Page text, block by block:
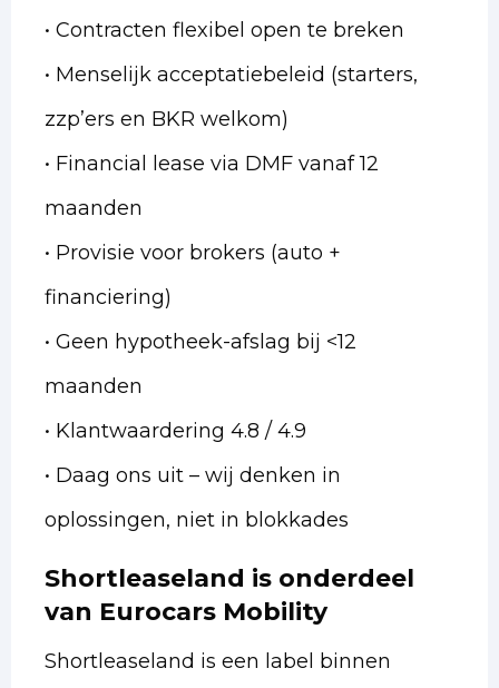
• Contracten flexibel open te breken
• Menselijk acceptatiebeleid (starters,
zzp’ers en BKR welkom)
• Financial lease via DMF vanaf 12
maanden
• Provisie voor brokers (auto +
financiering)
• Geen hypotheek-afslag bij <12
maanden
• Klantwaardering 4.8 / 4.9
• Daag ons uit – wij denken in
oplossingen, niet in blokkades
Shortleaseland is onderdeel
van Eurocars Mobility
Shortleaseland is een label binnen